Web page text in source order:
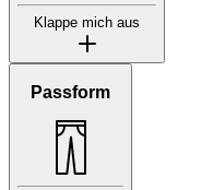
Klappe mich aus
Passform